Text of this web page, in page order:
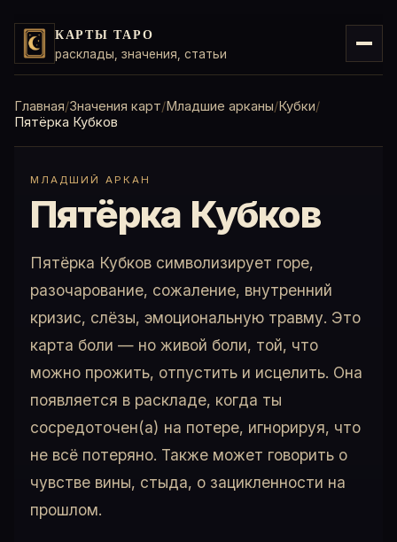
КАРТЫ ТАРО
расклады, значения, статьи
Главная Значения карт Младшие арканы Кубки
Пятёрка Кубков
МЛАДШИЙ АРКАН
Пятёрка Кубков
Пятёрка Кубков символизирует горе,
разочарование, сожаление, внутренний
кризис, слёзы, эмоциональную травму. Это
карта боли — но живой боли, той, что
можно прожить, отпустить и исцелить. Она
появляется в раскладе, когда ты
сосредоточен(а) на потере, игнорируя, что
не всё потеряно. Также может говорить о
чувстве вины, стыда, о зацикленности на
прошлом.